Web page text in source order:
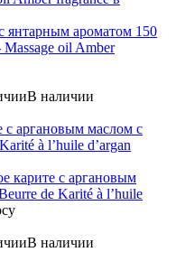
янтарным ароматом 150
oil Amber
В наличии
карите с аргановым
de Karité à l’huile
В наличии